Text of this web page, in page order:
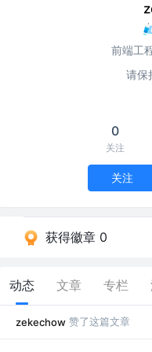
前端工
请保
0
关注
关注
获得徽章 0
动态 文章 专栏
zekechow 赞了这篇文章